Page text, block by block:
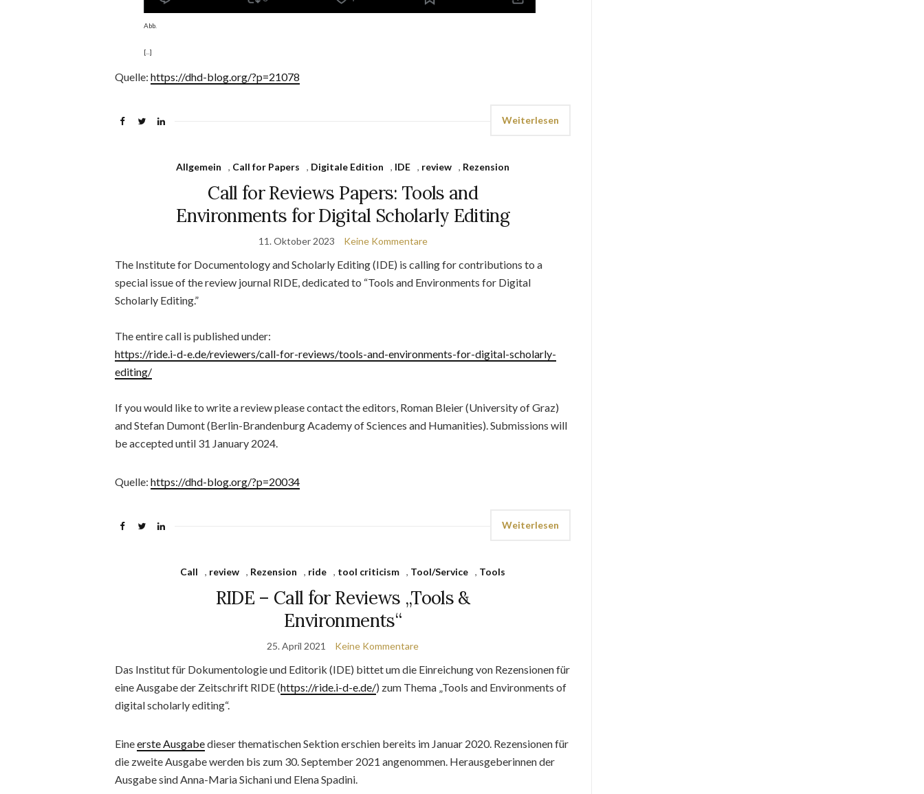
Abb.
[...]
Quelle: https://dhd-blog.org/?p=21078
Weiterlesen
Allgemein , Call for Papers , Digitale Edition , IDE , review , Rezension
Call for Reviews Papers: Tools and
Environments for Digital Scholarly Editing
11. Oktober 2023 Keine Kommentare
The Institute for Documentology and Scholarly Editing (IDE) is calling for contributions to a
special issue of the review journal RIDE, dedicated to “Tools and Environments for Digital
Scholarly Editing.”
The entire call is published under:
https://ride.i-d-e.de/reviewers/call-for-reviews/tools-and-environments-for-digital-scholarly-
editing/
If you would like to write a review please contact the editors, Roman Bleier (University of Graz)
and Stefan Dumont (Berlin-Brandenburg Academy of Sciences and Humanities). Submissions will
be accepted until 31 January 2024.
Quelle: https://dhd-blog.org/?p=20034
Weiterlesen
Call , review , Rezension , ride , tool criticism , Tool/Service , Tools
RIDE – Call for Reviews „Tools &
Environments“
25. April 2021 Keine Kommentare
Das Institut für Dokumentologie und Editorik (IDE) bittet um die Einreichung von Rezensionen für
eine Ausgabe der Zeitschrift RIDE (https://ride.i-d-e.de/) zum Thema „Tools and Environments of
digital scholarly editing“.
Eineerste Ausgabedieser thematischen Sektion erschien bereits im Januar 2020. Rezensionen für
die zweite Ausgabe werden bis zum 30. September 2021 angenommen. Herausgeberinnen der
Ausgabe sind Anna-Maria Sichani und Elena Spadini.